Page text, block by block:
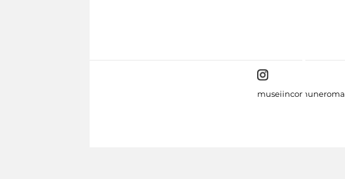
museiincomuneroma